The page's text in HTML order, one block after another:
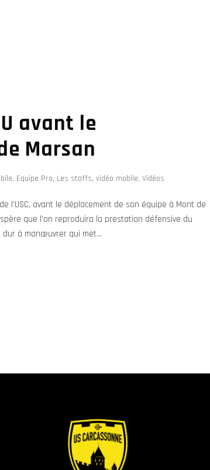
avant le
Marsan
, Equipe Pro, Les staffs, vidéo mobile, Vidéos
l’USC, avant le déplacement de son équipe à Mont de
que l’on reproduira la prestation défensive du
à manœuvrer qui met...